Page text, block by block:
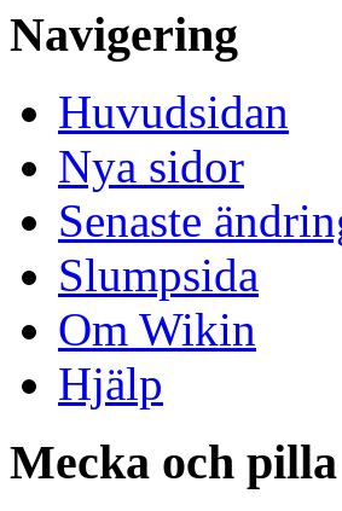
Navigering
Huvudsidan
Nya sidor
Senaste
Slumpsida
Om Wikin
Hjälp
Mecka och pilla